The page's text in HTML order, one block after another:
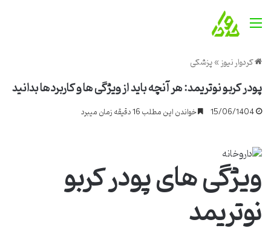
منو
کردوار نیوز»پزشکی
پودر کربو نوتریمد: هر آنچه باید از ویژگی ها و کاربردها بدانید
15/06/1404 خواندن این مطلب 16 دقیقه زمان میبرد
ویژگی های پودر کربو
نوتریمد